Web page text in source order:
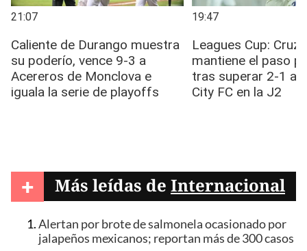
+ Más leídas de Internacional
Alertan por brote de salmonela ocasionado por
jalapeños mexicanos; reportan más de 300 casos